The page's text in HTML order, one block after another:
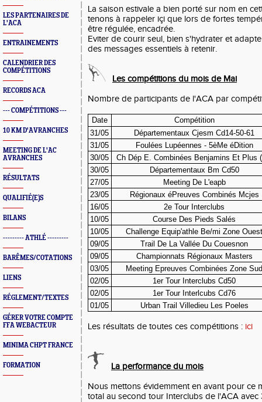
LES PARTENAIRES DE
L'ACA
ENTRAINEMENTS
CALENDRIER DES
COMPÉTITIONS
RECORDS ACA
--- COMPÉTITIONS ---
10 KM D'AVRANCHES
MEETING DE L'AC
AVRANCHES
RÉSULTATS
QUALIFIÉ(E)S
BILANS
--------- ATHLÉ ---------
BARÊMES/COTATIONS
LIENS
RÉGLEMENT/TEXTES
GÉRER VOTRE COMPTE
FFA WEBACTEUR
MINIMA CHPT FRANCE
FORMATION
La saison estivale a bien porté sur nom en
tenons à rappeler içi que lors de fortes
être régulée, encadrée.
Eviter de courir seul, bien s'hydrater et
des messages essentiels à retenir.
Les compétitions du mois de Mai
Nombre de participants de l'ACA par
Date
Compétition
31/05
Départementaux Cjesm Cd14-50-61
31/05
Foulées Lupéennes - 5èMe éDition
30/05
Ch Dép E. Combinées Benjamins Et Plus
30/05
Départementaux Bm Cd50
27/05
Meeting De L'eapb
23/05
Régionaux éPreuves Combinés Mcjes
16/05
2e Tour Interclubs
10/05
Course Des Pieds Salés
10/05
Challenge Equip'athle Be/mi Zone
09/05
Trail De La Vallée Du Couesnon
09/05
Championnats Régionaux Masters
03/05
Meeting Epreuves Combinées Zone
02/05
1er Tour Interclubs Cd50
02/05
1er Tour Interlcubs Cd76
01/05
Urban Trail Villedieu Les Poeles
Les résultats de toutes ces compétitions : ici
La performance du mois
Nous mettons évidemment en avant pour ce
total au second tour Interclubs de l'ACA avec